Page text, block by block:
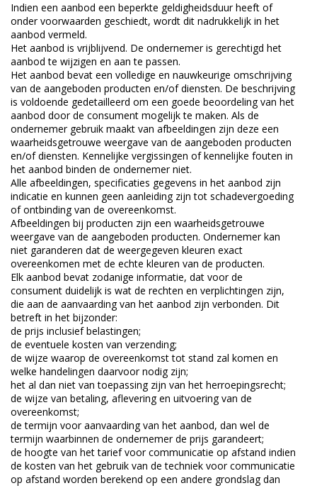
Indien een aanbod een beperkte geldigheidsduur heeft of
onder voorwaarden geschiedt, wordt dit nadrukkelijk in het
aanbod vermeld.
Het aanbod is vrijblijvend. De ondernemer is gerechtigd het
aanbod te wijzigen en aan te passen.
Het aanbod bevat een volledige en nauwkeurige omschrijving
van de aangeboden producten en/of diensten. De beschrijving
is voldoende gedetailleerd om een goede beoordeling van het
aanbod door de consument mogelijk te maken. Als de
ondernemer gebruik maakt van afbeeldingen zijn deze een
waarheidsgetrouwe weergave van de aangeboden producten
en/of diensten. Kennelijke vergissingen of kennelijke fouten in
het aanbod binden de ondernemer niet.
Alle afbeeldingen, specificaties gegevens in het aanbod zijn
indicatie en kunnen geen aanleiding zijn tot schadevergoeding
of ontbinding van de overeenkomst.
Afbeeldingen bij producten zijn een waarheidsgetrouwe
weergave van de aangeboden producten. Ondernemer kan
niet garanderen dat de weergegeven kleuren exact
overeenkomen met de echte kleuren van de producten.
Elk aanbod bevat zodanige informatie, dat voor de
consument duidelijk is wat de rechten en verplichtingen zijn,
die aan de aanvaarding van het aanbod zijn verbonden. Dit
betreft in het bijzonder:
de prijs inclusief belastingen;
de eventuele kosten van verzending;
de wijze waarop de overeenkomst tot stand zal komen en
welke handelingen daarvoor nodig zijn;
het al dan niet van toepassing zijn van het herroepingsrecht;
de wijze van betaling, aflevering en uitvoering van de
overeenkomst;
de termijn voor aanvaarding van het aanbod, dan wel de
termijn waarbinnen de ondernemer de prijs garandeert;
de hoogte van het tarief voor communicatie op afstand indien
de kosten van het gebruik van de techniek voor communicatie
op afstand worden berekend op een andere grondslag dan